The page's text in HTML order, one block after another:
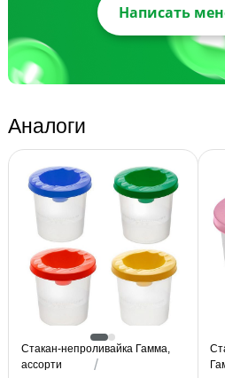
Написать
Аналоги
Стакан-непроливайка Гамма,
ассорти